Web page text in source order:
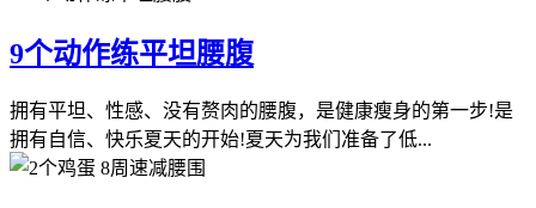
9个动作练平坦腰腹
拥有平坦、性感、没有赘肉的腰腹，是健康瘦身的第一步!是
拥有自信、快乐夏天的开始!夏天为我们准备了低...